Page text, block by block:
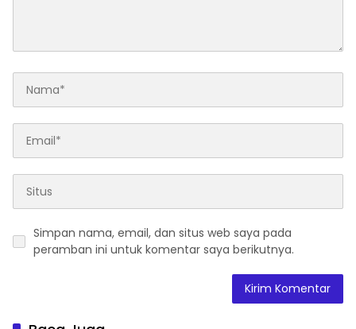
Simpan nama, email, dan situs web saya pada
peramban ini untuk komentar saya berikutnya.